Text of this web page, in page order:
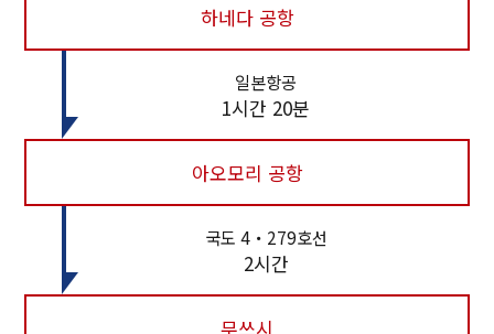
하네다 공항
일본항공
1시간 20분
아오모리 공항
국도 4・279호선
2시간
무쓰시